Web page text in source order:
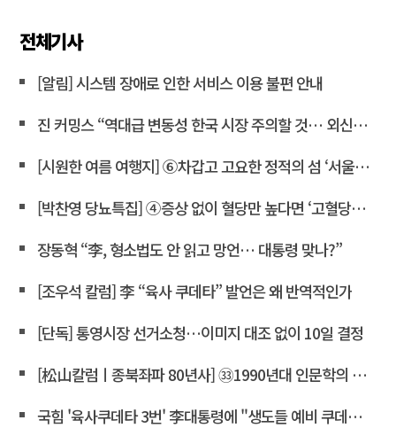
전체기사
[알림] 시스템 장애로 인한 서비스 이용 불편 안내
진 커밍스 “역대급 변동성 한국 시장 주의할 것… 외신도 이재명 비판”
[시원한 여름 여행지] ⑥차갑고 고요한 정적의 섬 ‘서울시립미술관’
[박찬영 당뇨특집] ④증상 없이 혈당만 높다면 ‘고혈당증’으로 불러야
장동혁 “李, 형소법도 안 읽고 망언… 대통령 맞나?”
[조우석 칼럼] 李 “육사 쿠데타” 발언은 왜 반역적인가
[단독] 통영시장 선거소청…이미지 대조 없이 10일 결정
[松山칼럼ㅣ종북좌파 80년사] ㉝1990년대 인문학의 좌경화
국힘 '육사쿠데타 3번' 李대통령에 "생도들 예비 쿠데타세력 몰아"